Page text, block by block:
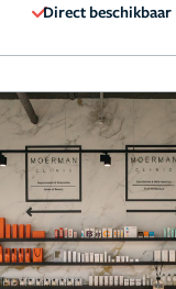
Direct beschikbaar